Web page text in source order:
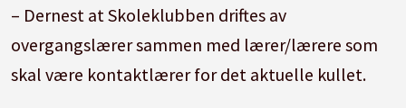
– Dernest at Skoleklubben driftes av
overgangslærer sammen med lærer/lærere som
skal være kontaktlærer for det aktuelle kullet.